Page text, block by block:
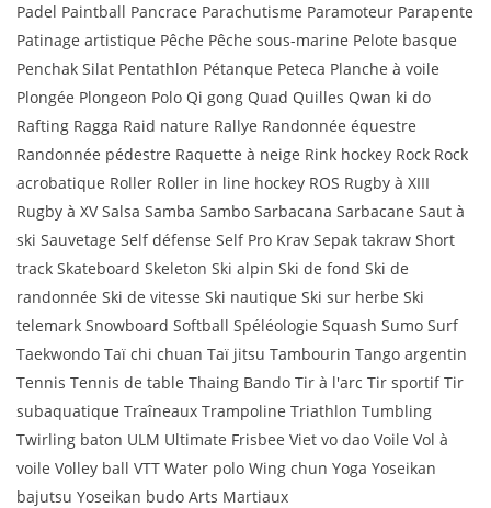
Padel Paintball Pancrace Parachutisme Paramoteur Parapente
Patinage artistique Pêche Pêche sous-marine Pelote basque
Penchak Silat Pentathlon Pétanque Peteca Planche à voile
Plongée Plongeon Polo Qi gong Quad Quilles Qwan ki do
Rafting Ragga Raid nature Rallye Randonnée équestre
Randonnée pédestre Raquette à neige Rink hockey Rock Rock
acrobatique Roller Roller in line hockey ROS Rugby à XIII
Rugby à XV Salsa Samba Sambo Sarbacana Sarbacane Saut à
ski Sauvetage Self défense Self Pro Krav Sepak takraw Short
track Skateboard Skeleton Ski alpin Ski de fond Ski de
randonnée Ski de vitesse Ski nautique Ski sur herbe Ski
telemark Snowboard Softball Spéléologie Squash Sumo Surf
Taekwondo Taï chi chuan Taï jitsu Tambourin Tango argentin
Tennis Tennis de table Thaing Bando Tir à l'arc Tir sportif Tir
subaquatique Traîneaux Trampoline Triathlon Tumbling
Twirling baton ULM Ultimate Frisbee Viet vo dao Voile Vol à
voile Volley ball VTT Water polo Wing chun Yoga Yoseikan
bajutsu Yoseikan budo Arts Martiaux